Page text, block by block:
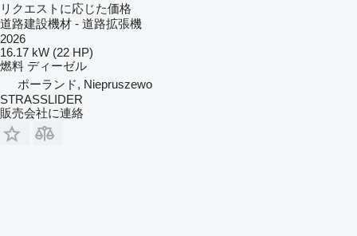
リクエストに応じた価格
道路建設機材 - 道路拡張機
2026
16.17 kW (22 HP)
燃料 ディーゼル
ポーランド, Niepruszewo
STRASSLIDER
販売会社に連絡